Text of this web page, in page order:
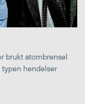
brukt atombrensel
typen hendelser